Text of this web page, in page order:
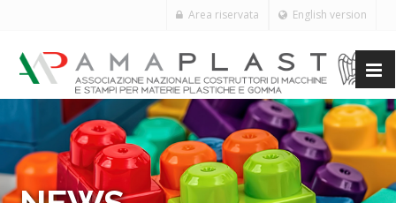
English version
Area riservata